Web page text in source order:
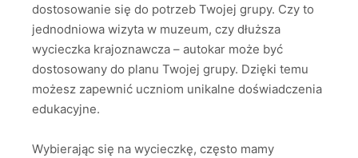
dostosowanie się do potrzeb Twojej grupy. Czy to
jednodniowa wizyta w muzeum, czy dłuższa
wycieczka krajoznawcza – autokar może być
dostosowany do planu Twojej grupy. Dzięki temu
możesz zapewnić uczniom unikalne doświadczenia
edukacyjne.
Wybierając się na wycieczkę, często mamy